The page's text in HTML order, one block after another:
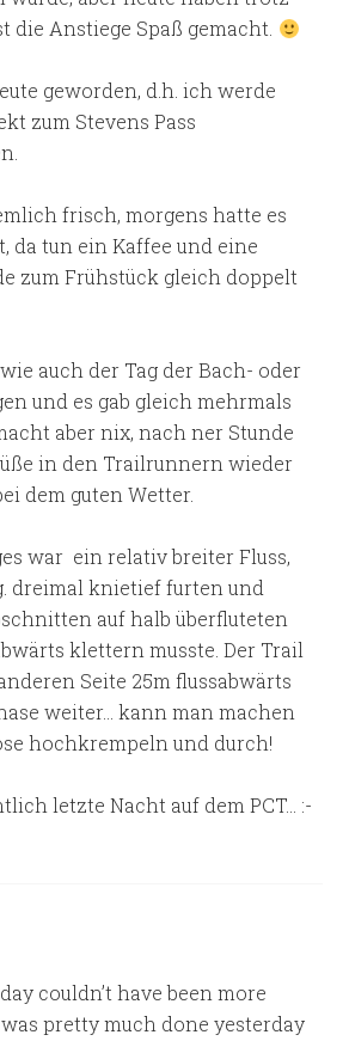
die Anstiege Spaß gemacht.
geworden, d.h. ich werde
zum Stevens Pass
frisch, morgens hatte es
da tun ein Kaffee und eine
zum Frühstück gleich doppelt
auch der Tag der Bach- oder
und es gab gleich mehrmals
aber nix, nach ner Stunde
in den Trailrunnern wieder
dem guten Wetter.
war ein relativ breiter Fluss,
dreimal knietief furten und
auf halb überfluteten
klettern musste. Der Trail
Seite 25m flussabwärts
weiter… kann man machen
hochkrempeln und durch!
letzte Nacht auf dem PCT… :-
couldn’t have been more
pretty much done yesterday